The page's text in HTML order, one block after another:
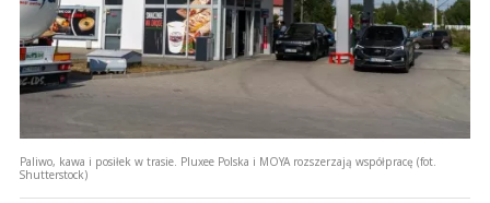
Paliwo, kawa i posiłek w trasie. Pluxee Polska i MOYA rozszerzają współpracę (fot.
Shutterstock)